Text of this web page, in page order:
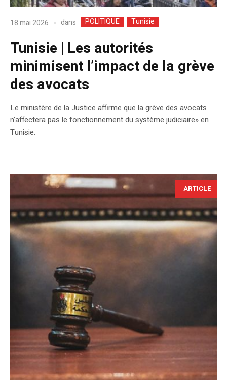
18 mai 2026 dans POLITIQUE Tunisie
Tunisie | Les autorités
minimisent l’impact de la grève
des avocats
Le ministère de la Justice affirme que la grève des avocats
n’affectera pas le fonctionnement du système judiciaire» en
Tunisie.
ARTICLE